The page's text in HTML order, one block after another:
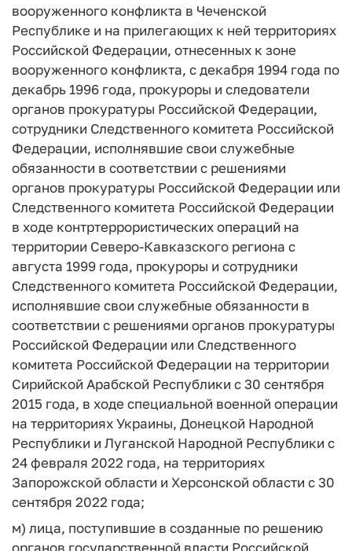
вооруженного конфликта в Чеченской
Республике и на прилегающих к ней территориях
Российской Федерации, отнесенных к зоне
вооруженного конфликта, с декабря 1994 года по
декабрь 1996 года, прокуроры и следователи
органов прокуратуры Российской Федерации,
сотрудники Следственного комитета Российской
Федерации, исполнявшие свои служебные
обязанности в соответствии с решениями
органов прокуратуры Российской Федерации или
Следственного комитета Российской Федерации
в ходе контртеррористических операций на
территории Северо-Кавказского региона с
августа 1999 года, прокуроры и сотрудники
Следственного комитета Российской Федерации,
исполнявшие свои служебные обязанности в
соответствии с решениями органов прокуратуры
Российской Федерации или Следственного
комитета Российской Федерации на территории
Сирийской Арабской Республики с 30 сентября
2015 года, в ходе специальной военной операции
на территориях Украины, Донецкой Народной
Республики и Луганской Народной Республики с
24 февраля 2022 года, на территориях
Запорожской области и Херсонской области с 30
сентября 2022 года;
м) лица, поступившие в созданные по решению
органов государственной власти Российской